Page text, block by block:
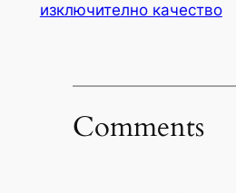
изключително качество
Comments